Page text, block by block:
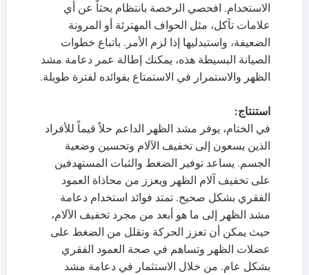
الاستخدام. افحصي الرخصة بانتظام بحثاً عن أي
علامات تآكل، مثل الحواف المهترئة أو المرونة
الضعيفة، واستبدليها إذا لزم الأمر. باتباع خطوات
الصيانة البسيطة هذه، يمكنك إطالة عمر دعامة مشد
الظهر والاستمرار في الاستمتاع بفوائده لفترة طويلة.
استنتاج:
في الختام، يوفر مشد الظهر الداعم حلاً قيماً للأفراد
الذين يسعون إلى تخفيف الآلام وتحسين وضعية
الجسم. يساعد توفير الضغط والثبات المستهدفين
على تخفيف آلام الظهر ويعزز من محاذاة العمود
الفقري بشكل صحيح. تمتد فوائد استخدام دعامة
مشد الظهر إلى ما هو أبعد من مجرد تخفيف الآلام،
حيث يمكن أن تعزز الحركة وتقلل من الضغط على
عضلات الظهر وتساهم في صحة العمود الفقري
بشكل عام. من خلال الاستثمار في دعامة مشد